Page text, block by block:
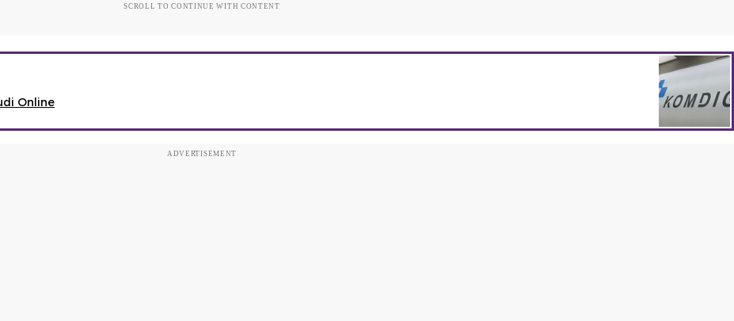
SCROLL TO CONTINUE WITH CONTENT
Online
ADVERTISEMENT